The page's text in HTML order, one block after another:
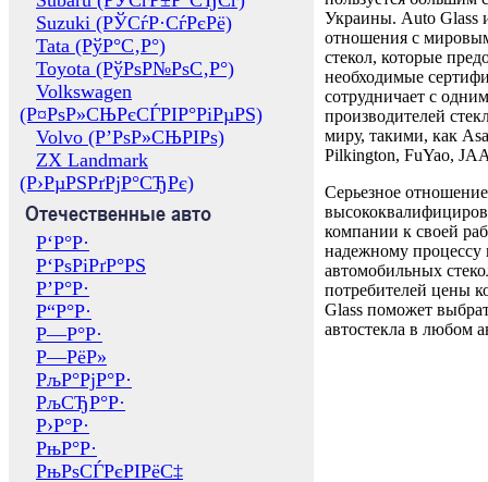
Suzuki (РЎСѓР·СѓРєРё)
Tata (РўР°С‚Р°)
Toyota (РўРѕР№РѕС‚Р°)
Volkswagen
(Р¤РѕР»СЊРєСЃРІР°РіРµРЅ)
Volvo (Р’РѕР»СЊРІРѕ)
ZX Landmark
(Р›РµРЅРґРјР°СЂРє)
Отечественные авто
Р‘Р°Р·
Р‘РѕРіРґР°РЅ
Р’Р°Р·
Р“Р°Р·
Р—Р°Р·
Р—РёР»
РљР°РјР°Р·
РљСЂР°Р·
Р›Р°Р·
РњР°Р·
РњРѕСЃРєРІРёС‡
Украины. Auto Glass
отношения с
стекол, которые
необходимые
сотрудничает с
производителей
миру, такими, как
Pilkington, FuYao,
Серьезное отношение
компании к своей
надежному процессу
автомобильных
потребителей цены
Glass поможет
автостекла в любом